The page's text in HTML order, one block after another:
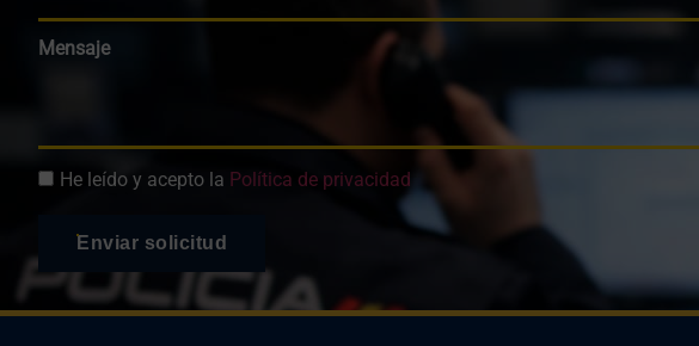
Mensaje
He leído y acepto la Política de privacidad
Enviar solicitud